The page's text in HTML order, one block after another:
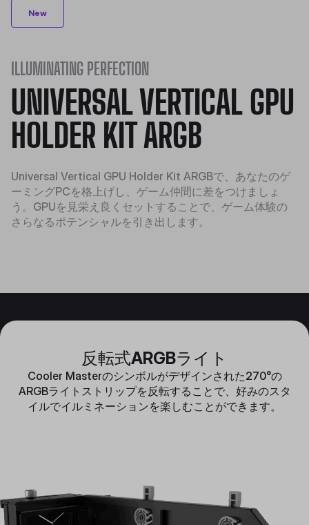
New
ILLUMINATING PERFECTION
UNIVERSAL VERTICAL GPU
HOLDER KIT ARGB
Universal Vertical GPU Holder Kit ARGBで、あなたのゲ
ーミングPCを格上げし、ゲーム仲間に差をつけましょ
う。GPUを見栄え良くセットすることで、ゲーム体験の
さらなるポテンシャルを引き出します。
反転式ARGBライト
Cooler Masterのシンボルがデザインされた270°の
ARGBライトストリップを反転することで、好みのスタ
イルでイルミネーションを楽しむことができます。